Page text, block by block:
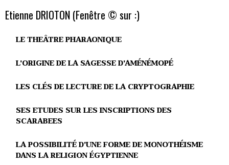
Etienne DRIOTON (Fenêtre © sur :)
LE THEÂTRE PHARAONIQUE
L'ORIGINE DE LA SAGESSE D'AMÉNÉMOPÉ
LES CLÉS DE LECTURE DE LA CRYPTOGRAPHIE
SES ETUDES SUR LES INSCRIPTIONS DES
SCARABEES
LA POSSIBILITÉ D'UNE FORME DE MONOTHÉISME
DANS LA RELIGION ÉGYPTIENNE